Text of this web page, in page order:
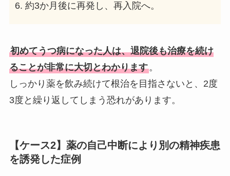
約3か月後に再発し、再入院へ。
初めてうつ病になった人は、退院後も治療を続け
ることが非常に大切とわかります。
しっかり薬を飲み続けて根治を目指さないと、2度
3度と繰り返してしまう恐れがあります。
【ケース2】薬の自己中断により別の精神疾患
を誘発した症例